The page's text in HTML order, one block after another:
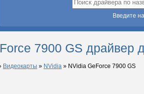
Введите
7900 GS драйвер
Видеокарты » NVidia » NVidia GeForce 7900 GS